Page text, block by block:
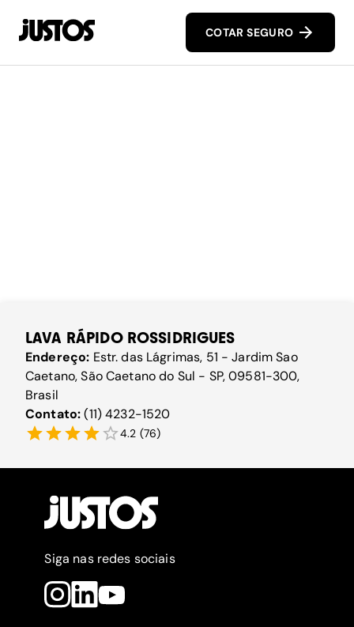
COTAR SEGURO
LAVA RÁPIDO ROSSIDRIGUES
Endereço: Estr. das Lágrimas, 51 - Jardim Sao
Caetano, São Caetano do Sul - SP, 09581-300,
Brasil
Contato:(11) 4232-1520
4.2 (76)
Siga nas redes sociais